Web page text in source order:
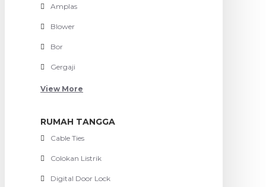
Amplas
Blower
Bor
Gergaji
View More
RUMAH TANGGA
Cable Ties
Colokan Listrik
Digital Door Lock